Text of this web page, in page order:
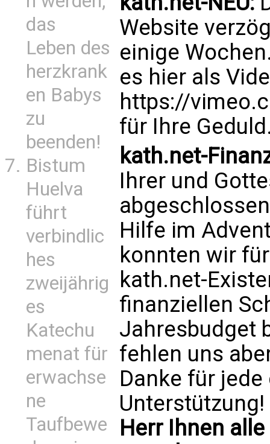
das
Leben des
herzkrank
en Babys
zu
beenden!
Bistum
Huelva
führt
verbindlic
hes
zweijährig
es
Katechu
menat für
erwachse
ne
Taufbewe
Website
einige
es hier als
https://
für Ihre
kath.net-
Ihrer und
Hilfe im
konnten wir
kath.net-
finanziellen
Jahresbudget
fehlen uns
Danke für
Unterstützung!
Herr Ihnen